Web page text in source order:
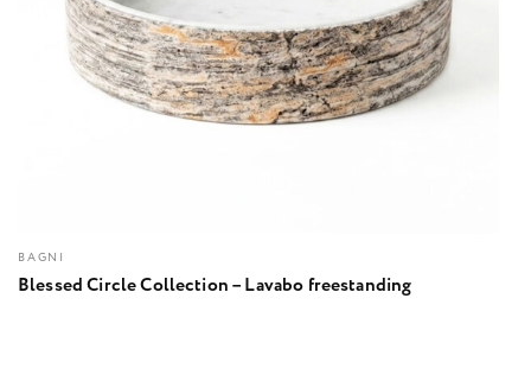
BAGNI
Blessed Circle Collection – Lavabo freestanding